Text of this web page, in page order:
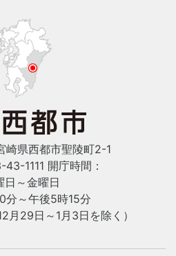
崎県西都市聖陵町2-1
1111 開庁時間：
日～金曜日
分～午後5時15分
月29日～1月3日を除く）